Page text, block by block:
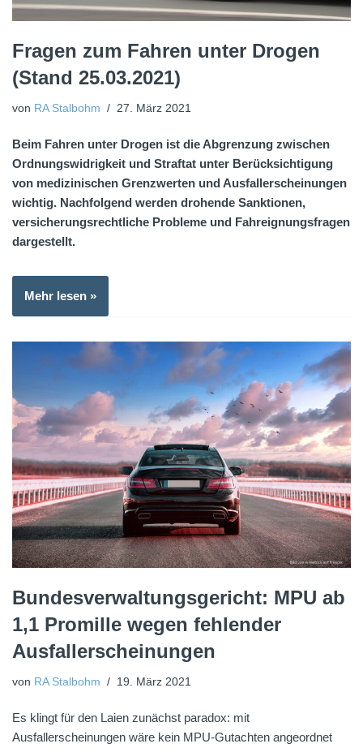
Fragen zum Fahren unter Drogen
(Stand 25.03.2021)
von RA Stalbohm 27. März 2021
Beim Fahren unter Drogen ist die Abgrenzung zwischen
Ordnungswidrigkeit und Straftat unter Berücksichtigung
von medizinischen Grenzwerten und Ausfallerscheinungen
wichtig. Nachfolgend werden drohende Sanktionen,
versicherungsrechtliche Probleme und Fahreignungsfragen
dargestellt.
Mehr lesen »
Bundesverwaltungsgericht: MPU ab
1,1 Promille wegen fehlender
Ausfallerscheinungen
von RA Stalbohm 19. März 2021
Es klingt für den Laien zunächst paradox: mit
Ausfallerscheinungen wäre kein MPU-Gutachten angeordnet